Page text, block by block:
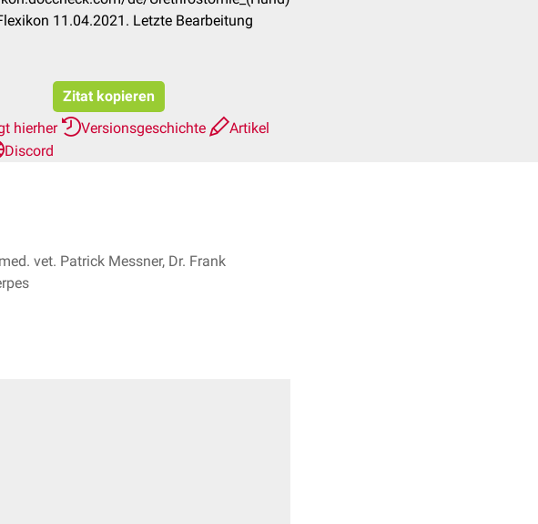
11.04.2021. Letzte Bearbeitung
Zitat kopieren
hierher
Versionsgeschichte
Artikel
Discord
vet. Patrick Messner, Dr. Frank